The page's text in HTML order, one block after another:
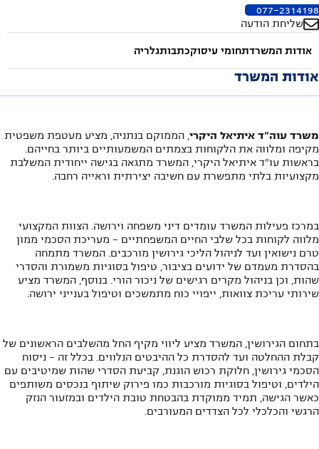
077-2314198
שליחת הודעה
אודות המשרדתחומי עיסוקכתבותגלריה
אודות המשרד
משרד עוה"ד איתיאל היקרי , הממוקם בנתניה, מציע מעטפת משפטית
מקיפה ומלווה את הלקוחות בצמתים המשמעותיים ביותר בחייהם.
בראשות עו"ד איתיאל היקרי, המשרד מתגאה בגישה ייחודית המשלבת
מקצועיות בלתי מתפשרת עם חשיבה יצירתית וראייה רחבה.
במרכז פעילות המשרד עומדים דיני משפחה וירושה. הצוות המקצועי
מלווה לקוחות בכל שלבי החיים המשפחתיים - מעריכת הסכמי ממון
טרם נישואין ועד לניהול הליכי גירושין מורכבים. המשרד מתמחה
בהסדרת מעמדם של ידועים בציבור, טיפול בסוגיות משמורת והסדרי
שהות, וכן בניהול מקרים רגישים של ניכור הורי. בנוסף, המשרד מציע
שירותי עריכת צוואות, ייפויי כוח מתמשכים וטיפול בענייני ירושה.
בתחום הגירושין, המשרד מציע ליווי מקיף החל מהשלבים הראשונים של
קבלת ההחלטה ועד להסדרת כל ההיבטים הנלווים. בכלל זה - ניסוח
הסכמי גירושין, חלוקת רכוש הוגנת, קביעת הסדרי שהות שמיטיבים עם
הילדים, וטיפול בסוגיות מורכבות כמו פירוק שיתוף בנכסים משותפים
כאשר הגישה, תמיד ממוקדת בהבטחת טובת הילדים ובמזעור הנזק
הרגשי והכלכלי לכל הצדדים המעורבים.